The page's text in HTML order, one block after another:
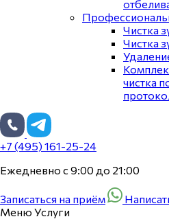
Чистка
Чистка
чистка
+7 (495) 161-25-24
Ежедневно с 9:00 до 21:00
Записаться на приём
Меню Услуги